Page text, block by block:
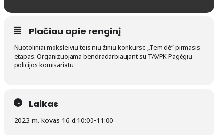
Plačiau apie renginį
Nuotoliniai moksleivių teisinių žinių konkurso „Temidė“ pirmasis
etapas. Organizuojama bendradarbiaujant su TAVPK Pagėgių
policijos komisariatu.
Laikas
2023 m. kovas 16 d.10:00-11:00